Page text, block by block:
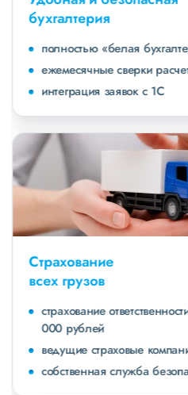
бухгалтерия
полностью «белая
ежемесячные сверки
интеграция заявок с 1С
Страхование
всех грузов
страхование
000 рублей
ведущие страховые
собственная служба